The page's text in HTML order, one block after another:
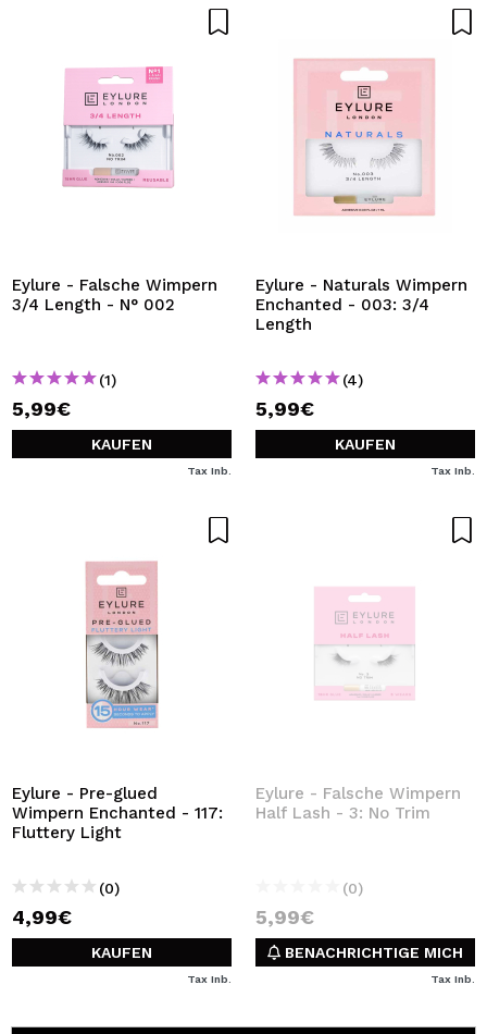
Eylure - Falsche Wimpern
3/4 Length - N° 002
(1)
5,99€
KAUFEN
Tax Inb.
Eylure - Naturals Wimpern
Enchanted - 003: 3/4
Length
(4)
5,99€
KAUFEN
Tax Inb.
Eylure - Pre-glued
Wimpern Enchanted - 117:
Fluttery Light
(0)
4,99€
KAUFEN
Tax Inb.
Eylure - Falsche Wimpern
Half Lash - 3: No Trim
(0)
5,99€
BENACHRICHTIGE MICH
Tax Inb.